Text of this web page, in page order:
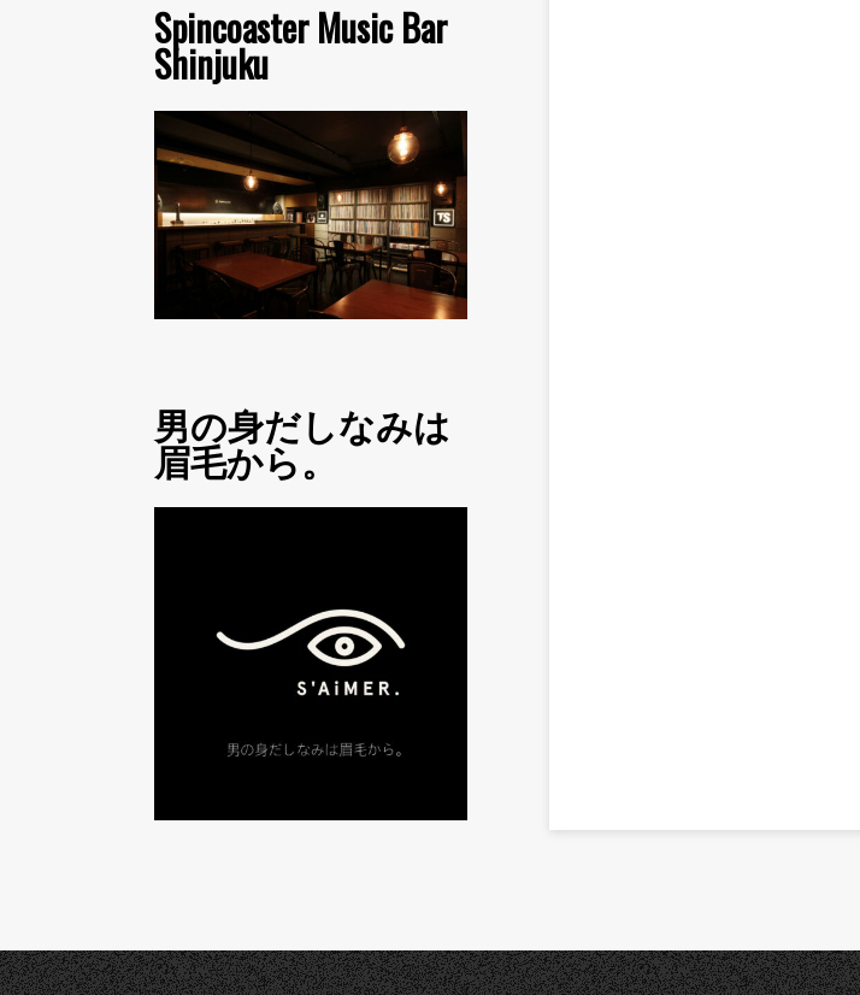
Spincoaster Music Bar
Shinjuku
男の身だしなみは
眉毛から。